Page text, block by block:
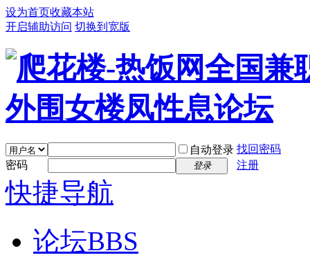
设为首页收藏本站
开启辅助访问 切换到宽版
自动登录 找回密码
密码
登录 注册
快捷导航
论坛BBS